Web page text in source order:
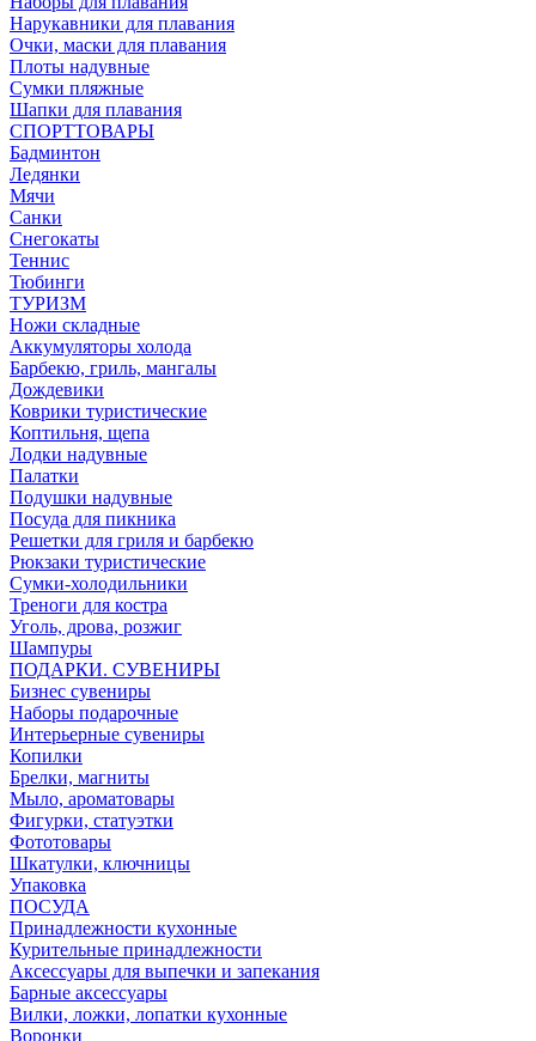
Нарукавники для плавания
Очки, маски для плавания
Плоты надувные
Сумки пляжные
Шапки для плавания
СПОРТТОВАРЫ
Бадминтон
Ледянки
Мячи
Санки
Снегокаты
Теннис
Тюбинги
ТУРИЗМ
Ножи складные
Аккумуляторы холода
Барбекю, гриль, мангалы
Дождевики
Коврики туристические
Коптильня, щепа
Лодки надувные
Палатки
Подушки надувные
Посуда для пикника
Решетки для гриля и барбекю
Рюкзаки туристические
Сумки-холодильники
Треноги для костра
Уголь, дрова, розжиг
Шампуры
ПОДАРКИ. СУВЕНИРЫ
Бизнес сувениры
Наборы подарочные
Интерьерные сувениры
Копилки
Брелки, магниты
Мыло, ароматовары
Фигурки, статуэтки
Фототовары
Шкатулки, ключницы
Упаковка
ПОСУДА
Принадлежности кухонные
Курительные принадлежности
Аксессуары для выпечки и запекания
Барные аксессуары
Вилки, ложки, лопатки кухонные
Воронки